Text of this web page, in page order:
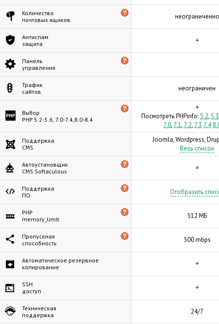
Количество
почтовых ящиков
неограниченно
Антиспам
защита
+
Панель
управления
Трафик
сайтов
неограничен
Выбор
PHP 5.2-5.6, 7.0-7.4,8.0-8.4
+
Посмотреть PHPinfo: 5.2, 5.3
7.0, 7.1, 7.2, 7.3 7.4
Поддержка
CMS
Joomla, Wordpress,
Весь список
Автоустановщик
CMS Softaculous
+
Поддержка
ПО
Отобразить
PHP
memory_limit
512 МБ
Пропускная
способность
500 mbps
Автоматическое резервное
копирование
+
SSH
доступ
+
Техническая
поддержка
24/7